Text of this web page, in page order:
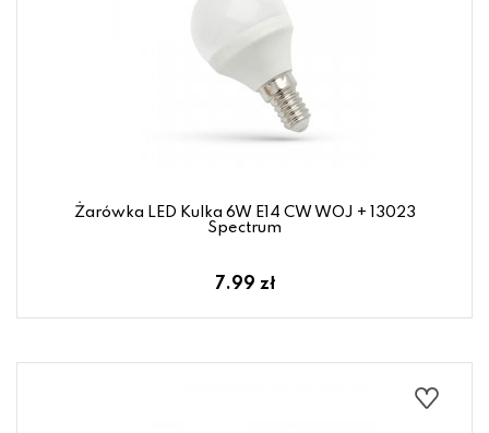
Żarówka LED Kulka 6W E14 CW WOJ + 13023
Spectrum
7.99 zł